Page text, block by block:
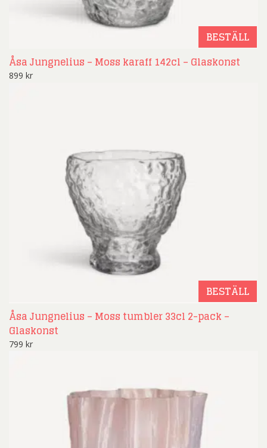
BESTÄLL
Åsa Jungnelius – Moss karaff 142cl – Glaskonst
899 kr
BESTÄLL
Åsa Jungnelius – Moss tumbler 33cl 2-pack –
Glaskonst
799 kr